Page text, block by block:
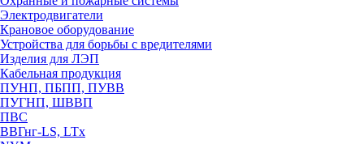
Электродвигатели
Крановое оборудование
Устройства для борьбы с вредителями
Изделия для ЛЭП
Кабельная продукция
ПУНП, ПБПП, ПУВВ
ПУГНП, ШВВП
ПВС
ВВГнг-LS, LTx